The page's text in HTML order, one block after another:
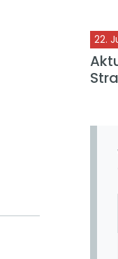
22.